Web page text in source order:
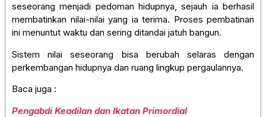
seseorang menjadi pedoman hidupnya, sejauh ia berhasil
membatinkan nilai-nilai yang ia terima. Proses pembatinan
ini menuntut waktu dan sering ditandai jatuh bangun.
Sistem nilai seseorang bisa berubah selaras dengan
perkembangan hidupnya dan ruang lingkup pergaulannya.
Baca juga :
Pengabdi Keadilan dan Ikatan Primordial